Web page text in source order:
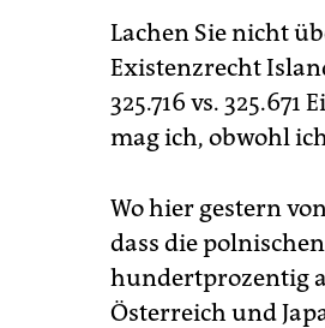
Lachen Sie nicht
Existenzrecht
325.716 vs.
mag ich, obwohl
Wo hier gestern
dass die
hundertprozentig
Österreich und